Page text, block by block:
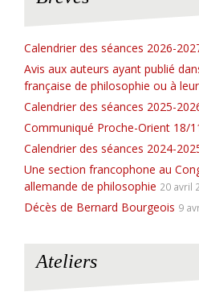
Calendrier des séances 2026-
Avis aux auteurs ayant publié
française de philosophie ou à
Calendrier des séances 2025-
Communiqué Proche-Orient 18/
Calendrier des séances 2024-
Une section francophone au
allemande de philosophie 20 avril
Décès de Bernard Bourgeois 9
Ateliers